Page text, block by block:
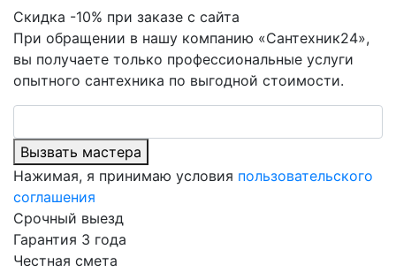
Скидка -10% при заказе с сайта
При обращении в нашу компанию «Сантехник24»,
вы получаете только профессиональные услуги
опытного сантехника по выгодной стоимости.
Вызвать мастера
Нажимая, я принимаю условия пользовательского
соглашения
Срочный выезд
Гарантия 3 года
Честная смета